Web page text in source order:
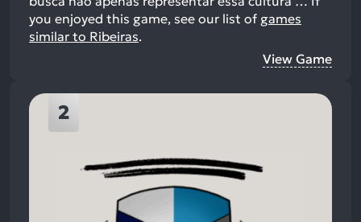
you enjoyed this game, see our list of games
similar to Ribeiras.
View Game
2